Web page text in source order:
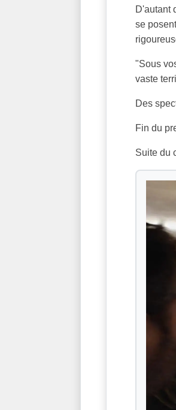
D'autant
se
"Sous
vaste
Des
Fin du
Suite du